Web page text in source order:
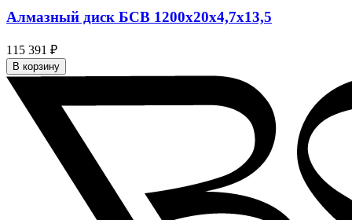
Алмазный диск БСВ 1200x20х4,7х13,5
115 391 ₽
В корзину